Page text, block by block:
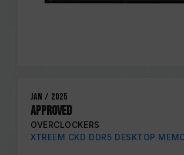
Jan / 2025
APPROVED
OVERCLOCKERS
XTREEM CKD DDR5 DESKTOP